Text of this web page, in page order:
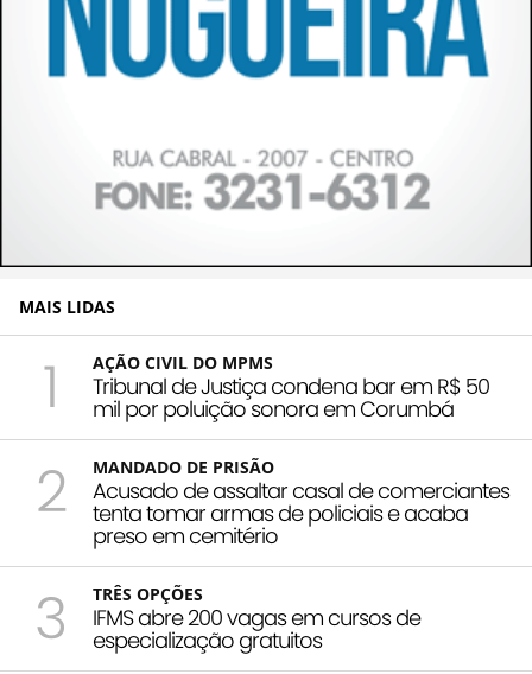
MAIS LIDAS
1 AÇÃO CIVIL DO MPMS
Tribunal de Justiça condena bar em R$ 50
mil por poluição sonora em Corumbá
2 MANDADO DE PRISÃO
Acusado de assaltar casal de comerciantes
tenta tomar armas de policiais e acaba
preso em cemitério
3 TRÊS OPÇÕES
IFMS abre 200 vagas em cursos de
especialização gratuitos